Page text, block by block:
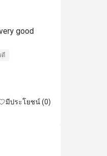
good
ดี
มีประโยชน์ (0)